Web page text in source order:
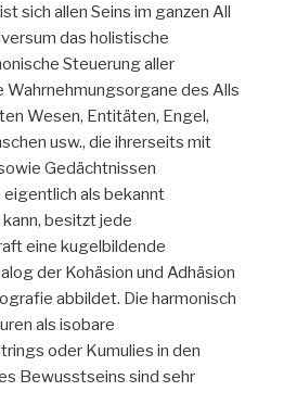
sich allen Seins im ganzen All
das holistische
Steuerung aller
Wahrnehmungsorgane des Alls
Wesen, Entitäten, Engel,
usw., die ihrerseits mit
Gedächtnissen
als bekannt
besitzt jede
eine kugelbildende
der Kohäsion und Adhäsion
abbildet. Die harmonisch
als isobare
oder Kumulies in den
Bewusstseins sind sehr